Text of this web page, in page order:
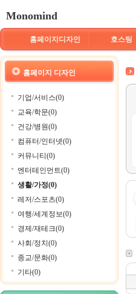
Monomind
홈페이지디자인 호스팅
홈페이지 디자인
기업/서비스(0)
교육/학문(0)
건강/병원(0)
컴퓨터/인터넷(0)
커뮤니티(0)
엔터테인먼트(0)
생활/가정(0)
레저/스포츠(0)
여행/세계정보(0)
경제/재테크(0)
사회/정치(0)
종교/문화(0)
기타(0)